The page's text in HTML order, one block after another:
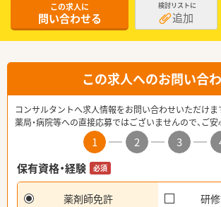
この求人に
問い合わせる
検討リストに
追加
この求人へのお問い合
コンサルタントへ求人情報をお問い合わせいただけま
薬局・病院等への直接応募ではございませんので、ご安
1 2 3
保有資格・経験
必須
薬剤師免許 研